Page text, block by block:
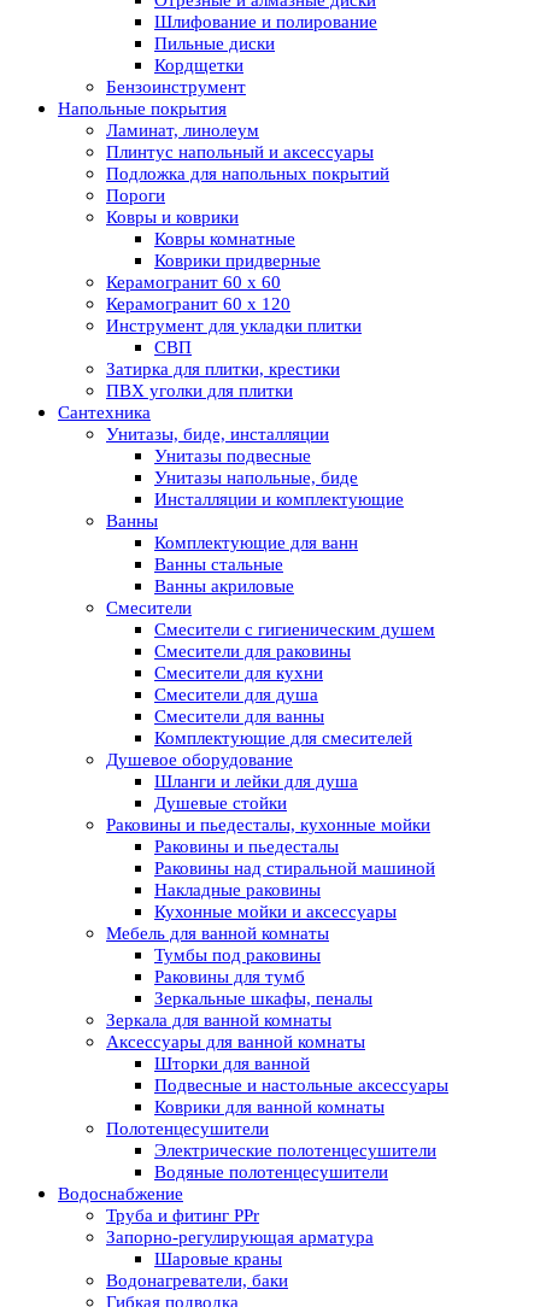
Шлифование и полирование
Пильные диски
Кордщетки
Бензоинструмент
Напольные покрытия
Ламинат, линолеум
Плинтус напольный и аксессуары
Подложка для напольных покрытий
Пороги
Ковры и коврики
Ковры комнатные
Коврики придверные
Керамогранит 60 х 60
Керамогранит 60 х 120
Инструмент для укладки плитки
СВП
Затирка для плитки, крестики
ПВХ уголки для плитки
Сантехника
Унитазы, биде, инсталляции
Унитазы подвесные
Унитазы напольные, биде
Инсталляции и комплектующие
Ванны
Комплектующие для ванн
Ванны стальные
Ванны акриловые
Смесители
Смесители с гигиеническим душем
Смесители для раковины
Смесители для кухни
Смесители для душа
Смесители для ванны
Комплектующие для смесителей
Душевое оборудование
Шланги и лейки для душа
Душевые стойки
Раковины и пьедесталы, кухонные мойки
Раковины и пьедесталы
Раковины над стиральной машиной
Накладные раковины
Кухонные мойки и аксессуары
Мебель для ванной комнаты
Тумбы под раковины
Раковины для тумб
Зеркальные шкафы, пеналы
Зеркала для ванной комнаты
Аксессуары для ванной комнаты
Шторки для ванной
Подвесные и настольные аксессуары
Коврики для ванной комнаты
Полотенцесушители
Электрические полотенцесушители
Водяные полотенцесушители
Водоснабжение
Труба и фитинг PPr
Запорно-регулирующая арматура
Шаровые краны
Водонагреватели, баки
Гибкая подводка